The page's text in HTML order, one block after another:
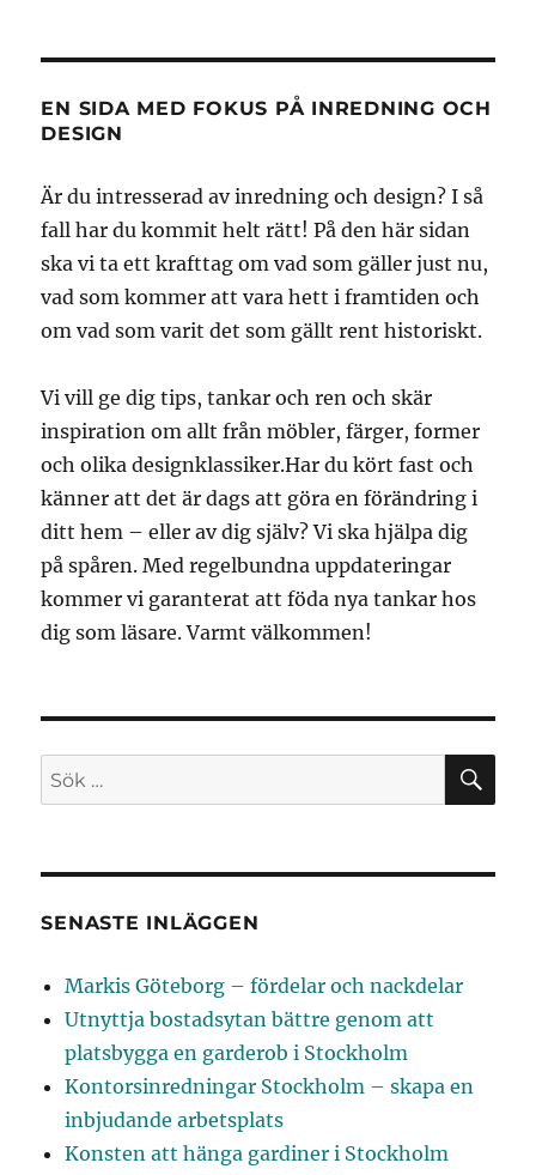
EN SIDA MED FOKUS PÅ INREDNING OCH
DESIGN
Är du intresserad av inredning och design? I så
fall har du kommit helt rätt! På den här sidan
ska vi ta ett krafttag om vad som gäller just nu,
vad som kommer att vara hett i framtiden och
om vad som varit det som gällt rent historiskt.
Vi vill ge dig tips, tankar och ren och skär
inspiration om allt från möbler, färger, former
och olika designklassiker.Har du kört fast och
känner att det är dags att göra en förändring i
ditt hem – eller av dig själv? Vi ska hjälpa dig
på spåren. Med regelbundna uppdateringar
kommer vi garanterat att föda nya tankar hos
dig som läsare. Varmt välkommen!
Sök
efter:
SENASTE INLÄGGEN
Markis Göteborg – fördelar och nackdelar
Utnyttja bostadsytan bättre genom att
platsbygga en garderob i Stockholm
Kontorsinredningar Stockholm – skapa en
inbjudande arbetsplats
Konsten att hänga gardiner i Stockholm